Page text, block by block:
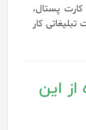
پستال،
کار
از این